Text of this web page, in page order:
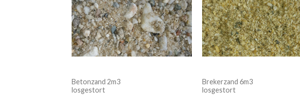
Betonzand 2m3
losgestort
Brekerzand 6m3
losgestort